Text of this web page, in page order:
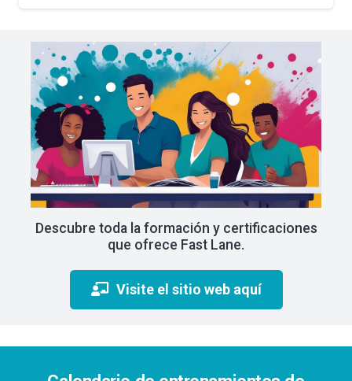
Descubre toda la formación y certificaciones
que ofrece Fast Lane.
Visite el sitio web aquí